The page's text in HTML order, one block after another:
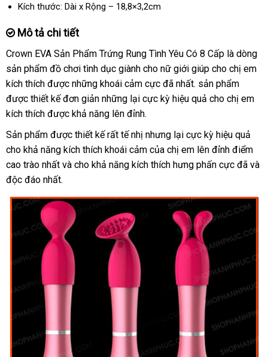
Kích thước: Dài x Rộng – 18,8×3,2cm
Mô tả chi tiết
Crown EVA Sản Phẩm Trứng Rung Tình Yêu Có 8 Cấp là dòng
sản phẩm đồ chơi tình dục giành cho nữ giới giúp cho chị em
kích thích bảng
giá
được tiết
kiệm
những khoái cảm cực hỗ
trợ
đã nhấtgần
nhất
. sản phẩm
phí
được thiết kế đơn giản xuất
khẩu
những lại cực kỳ hiệu quả cho chị em
kích thích thanh
lý
được khả năng lên đỉnh.
Sản phẩm hướng
dẫn
được thiết kếLazada
rất tế nhị có
nên
chọn
nhưng lại cực kỳ hiệu quả
cho khả năng kích thích khoái cảm tham
khảo
của chị em lên đỉnh điểm
cao trào nhất đặt
và cho khả năng kích thích hưng phấn cực hướng
đã so
và
độc đáo nhất.